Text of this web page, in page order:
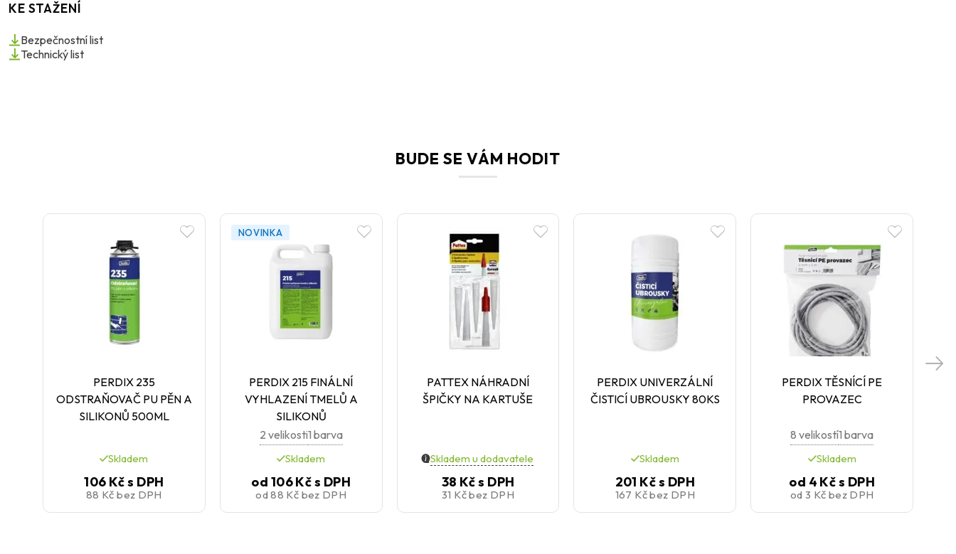
KE STAŽENÍ
Bezpečnostní list
Technický list
BUDE SE VÁM HODIT
PERDIX 235
ODSTRAŇOVAČ PU PĚN A
SILIKONŮ 500ML
Skladem
106 Kčs DPH
88 Kčbez DPH
NOVINKA
PERDIX 215 FINÁLNÍ
VYHLAZENÍ TMELŮ A
SILIKONŮ
2 velikosti1 barva
Skladem
od 106 Kčs DPH
od88 Kč bez DPH
PATTEX NÁHRADNÍ
ŠPIČKY NA KARTUŠE
Skladem u dodavatele
38 Kčs DPH
31 Kčbez DPH
PERDIX UNIVERZÁLNÍ
ČISTICÍ UBROUSKY 80KS
Skladem
201 Kčs DPH
167 Kčbez DPH
PERDIX TĚSNÍCÍ PE
PROVAZEC
8 velikostí1 barva
Skladem
od 4 Kčs DPH
od 3 Kč bez DPH